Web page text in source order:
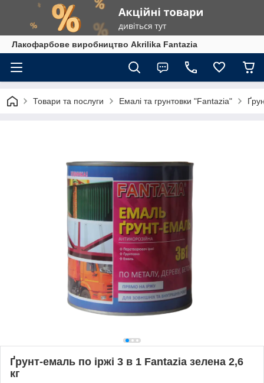
Лакофарбове виробництво Akrilika Fantazia
Товари та послуги Емалі та грунтовки "Fantazia"
Ґрунт-емаль по іржі 3 в 1 Fantazia зелена 2,6
кг